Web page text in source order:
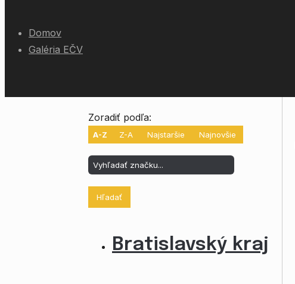
Domov
Galéria EČV
Zoradiť podľa:
A-Z Z-A Najstaršie Najnovšie
Hľadať
Bratislavský kraj